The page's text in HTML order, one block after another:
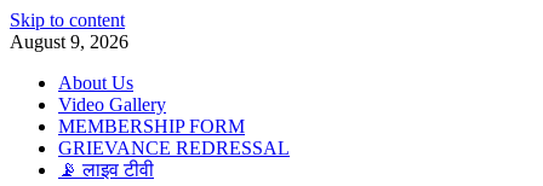
Skip to content
August 9, 2026
About Us
Video Gallery
MEMBERSHIP FORM
GRIEVANCE REDRESSAL
📡 लाइव टीवी